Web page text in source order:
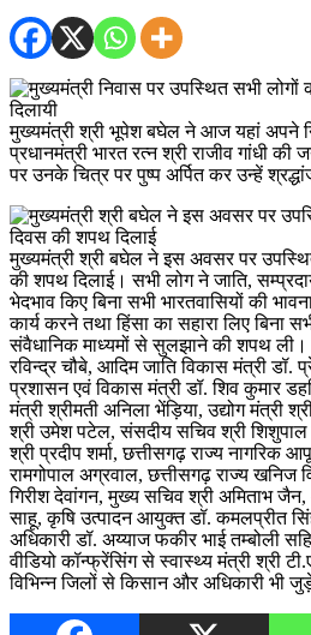
मुख्यमंत्री श्री भूपेश बघेल ने आज यहां अपने
प्रधानमंत्री भारत रत्न श्री राजीव गांधी की
पर उनके चित्र पर पुष्प अर्पित कर उन्हें
मुख्यमंत्री श्री बघेल ने इस अवसर पर
की शपथ दिलाई। सभी लोग ने जाति,
भेदभाव किए बिना सभी भारतवासियों की
कार्य करने तथा हिंसा का सहारा लिए बिना
संवैधानिक माध्यमों से सुलझाने की शपथ ली।
रविन्द्र चौबे, आदिम जाति विकास मंत्री डॉ.
प्रशासन एवं विकास मंत्री डॉ. शिव कुमार
मंत्री श्रीमती अनिला भेंड़िया, उद्योग मंत्री
श्री उमेश पटेल, संसदीय सचिव श्री
श्री प्रदीप शर्मा, छत्तीसगढ़ राज्य नागरिक
रामगोपाल अग्रवाल, छत्तीसगढ़ राज्य खनिज
गिरीश देवांगन, मुख्य सचिव श्री अमिताभ
साहू, कृषि उत्पादन आयुक्त डॉ. कमलप्रीत
अधिकारी डॉ. अय्याज फकीर भाई तम्बोली
वीडियो कॉन्फ्रेंसिंग से स्वास्थ्य मंत्री श्री
विभिन्न जिलों से किसान और अधिकारी भी